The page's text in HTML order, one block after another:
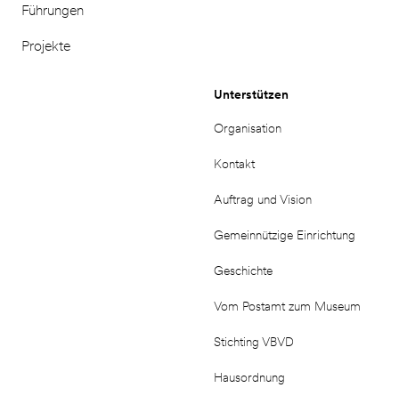
Führungen
Projekte
Unterstützen
Organisation
Kontakt
Auftrag und Vision
Gemeinnützige Einrichtung
Geschichte
Vom Postamt zum Museum
Stichting VBVD
Hausordnung